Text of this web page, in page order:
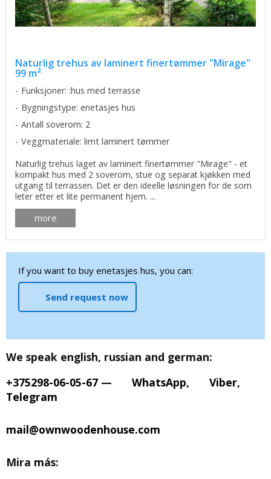
Naturlig trehus av laminert finertømmer "Mirage"
99 m²
Funksjoner: :hus med terrasse
Bygningstype: enetasjes hus
Antall soverom: 2
Veggmateriale: limt laminert tømmer
Naturlig trehus laget av laminert finertømmer "Mirage" - et
kompakt hus med 2 soverom, stue og separat kjøkken med
utgang til terrassen. Det er den ideelle løsningen for de som
leter etter et lite permanent hjem. ...
more
If you want to buy enetasjes hus, you can:
Send request now
We speak english, russian and german:
+375298-06-05-67 — WhatsApp, Viber,
Telegram
mail@ownwoodenhouse.com
Mira más: